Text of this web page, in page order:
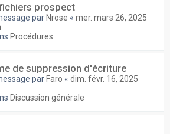
prospect
par Nrose « mer. mars 26, 2025
Procédures
de suppression d'écriture
par Faro « dim. févr. 16, 2025
Discussion générale